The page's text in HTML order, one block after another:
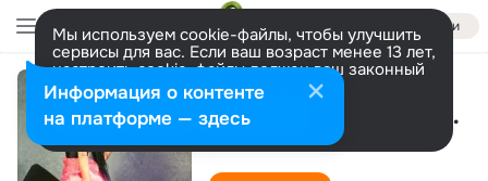
Войти
Мы используем cookie-файлы, чтобы улучшить
сервисы для вас. Если ваш возраст менее 13 лет,
настроить cookie-файлы должен ваш законный
представитель. Больше информации
Разрешить все Настроить Мальчик (Ночное Движение Edit)
Оксана Ковалевская
Информация о контенте
на платформе — здесь